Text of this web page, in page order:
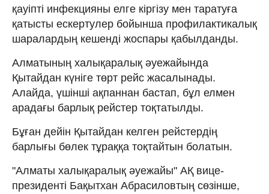
қауіпті инфекцияны елге кіргізу мен таратуға
қатысты ескертулер бойынша профилактикалық
шаралардың кешенді жоспары қабылданды.
Алматының халықаралық әуежайында
Қытайдан күніге төрт рейс жасалынады.
Алайда, үшінші ақпаннан бастап, бұл елмен
арадағы барлық рейстер тоқтатылды.
Бұған дейін Қытайдан келген рейстердің
барлығы бөлек тұраққа тоқтайтын болатын.
"Алматы халықаралық әуежайы" АҚ вице-
президенті Бақытхан Абрасиловтың сөзінше,